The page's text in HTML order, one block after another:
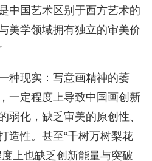
中国艺术区别于西方艺术的
美学领域拥有独立的审美价
种现实：写意画精神的萎
一定程度上导致中国画创新
弱化，缺乏审美的原创性、
造性。甚至“千树万树梨花
上也缺乏创新能量与突破